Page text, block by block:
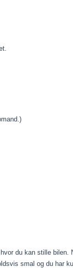
du kan stille
smal og du har